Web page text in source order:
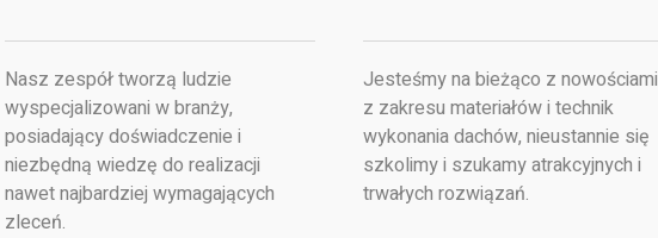
Nasz zespół tworzą ludzie
wyspecjalizowani w branży,
posiadający doświadczenie i
niezbędną wiedzę do realizacji
nawet najbardziej wymagających
zleceń.
Jesteśmy na bieżąco z nowościami
z zakresu materiałów i technik
wykonania dachów, nieustannie się
szkolimy i szukamy atrakcyjnych i
trwałych rozwiązań.